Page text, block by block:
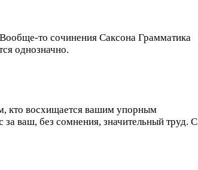
то сочинения Саксона Грамматика
однозначно.
кто восхищается вашим упорным
ваш, без сомнения, значительный труд. С